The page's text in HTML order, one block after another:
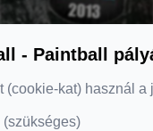
- Paintball
(cookie-kat) használ